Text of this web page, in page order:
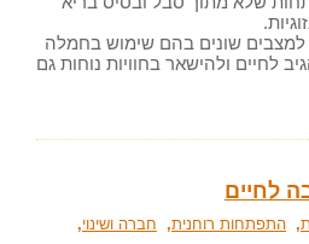
שונים בהם שימוש בחמלה
לחיים ולהישאר בחוויות נוחות גם
לחיים
, התפתחות רוחנית, חברה ושינוי,